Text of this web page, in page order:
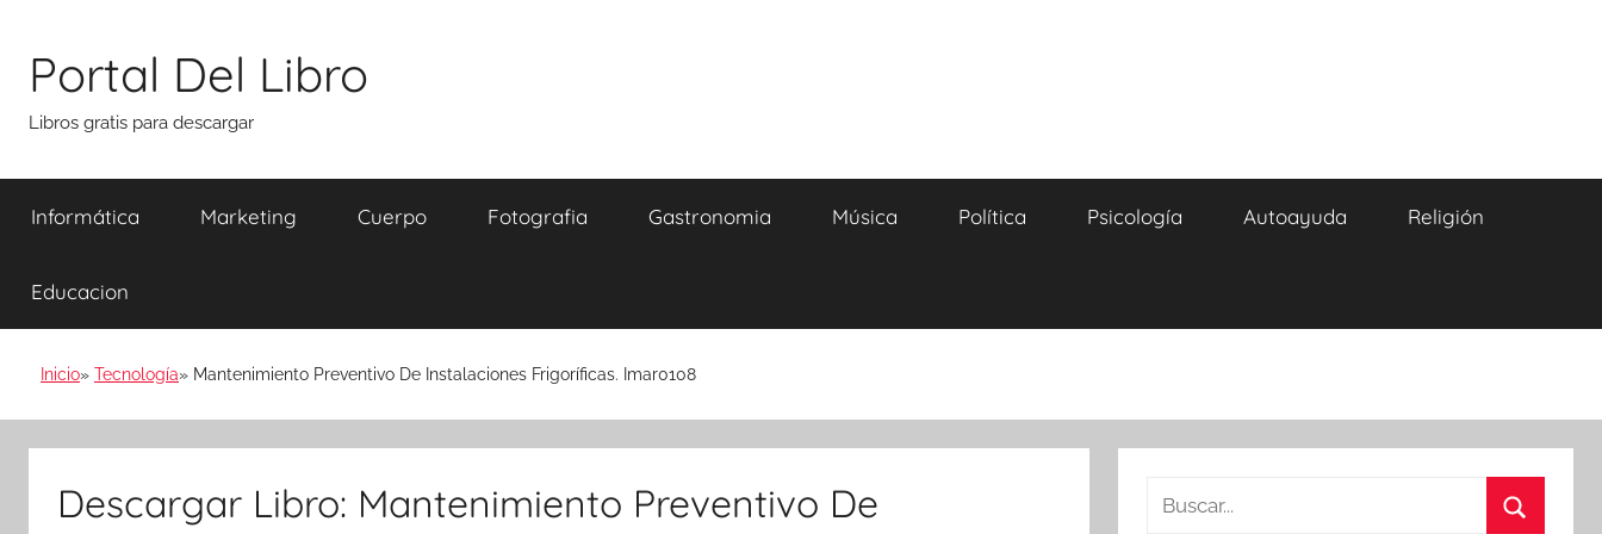
contenido
Portal Del Libro
Libros gratis para descargar
Informática Marketing Cuerpo Fotografia Gastronomia Música Política Psicología Autoayuda Religión
Educacion
Inicio Tecnología Mantenimiento Preventivo De Instalaciones Frigoríficas. Imar0108
Descargar Libro: Mantenimiento Preventivo De
Buscar: